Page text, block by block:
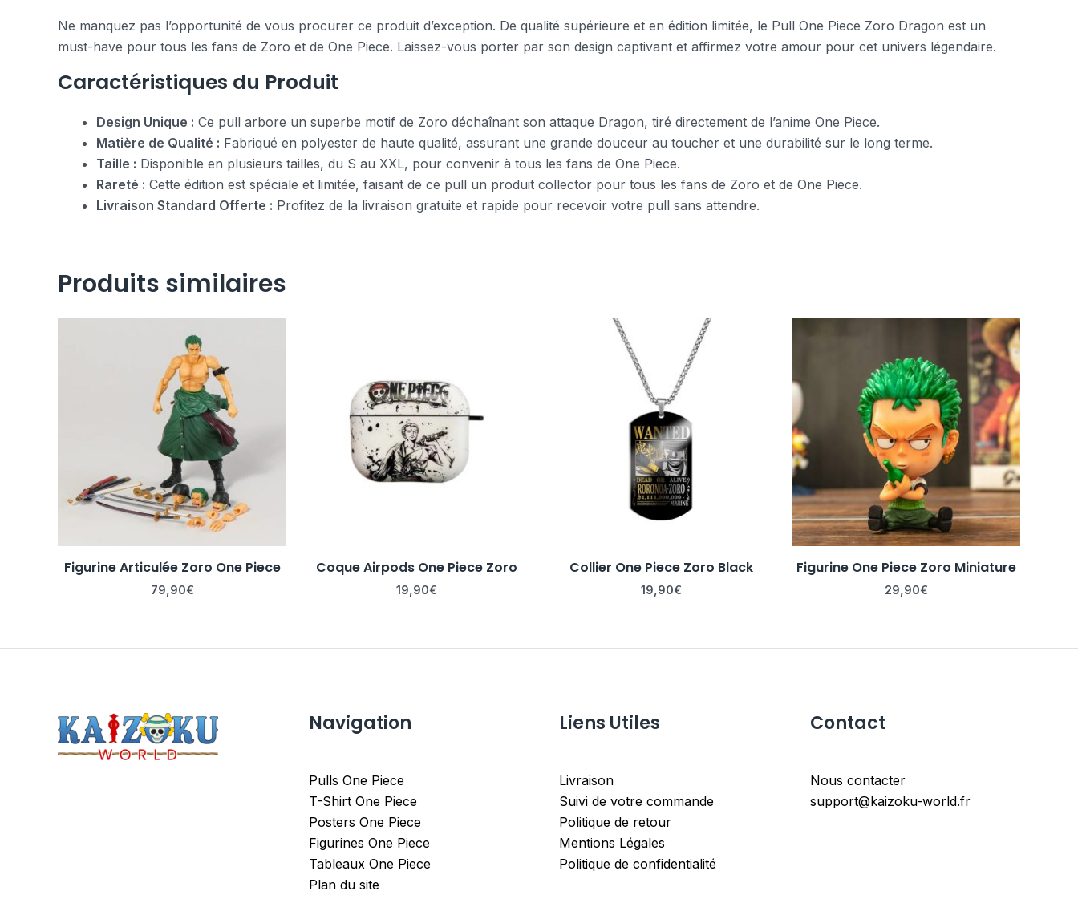
Ne manquez pas l’opportunité de vous procurer ce produit d’exception. De qualité supérieure et en édition limitée, le Pull One Piece Zoro Dragon est un
must-have pour tous les fans de Zoro et de One Piece. Laissez-vous porter par son design captivant et affirmez votre amour pour cet univers légendaire.
Caractéristiques du Produit
Design Unique : Ce pull arbore un superbe motif de Zoro déchaînant son attaque Dragon, tiré directement de l’anime One Piece.
Matière de Qualité : Fabriqué en polyester de haute qualité, assurant une grande douceur au toucher et une durabilité sur le long terme.
Taille : Disponible en plusieurs tailles, du S au XXL, pour convenir à tous les fans de One Piece.
Rareté : Cette édition est spéciale et limitée, faisant de ce pull un produit collector pour tous les fans de Zoro et de One Piece.
Livraison Standard Offerte : Profitez de la livraison gratuite et rapide pour recevoir votre pull sans attendre.
Produits similaires
Figurine Articulée Zoro One Piece
79,90€
Coque Airpods One Piece Zoro
19,90€
Collier One Piece Zoro Black
19,90€
Figurine One Piece Zoro Miniature
29,90€
Navigation
Pulls One Piece
T-Shirt One Piece
Posters One Piece
Figurines One Piece
Tableaux One Piece
Plan du site
Liens Utiles
Livraison
Suivi de votre commande
Politique de retour
Mentions Légales
Politique de confidentialité
Contact
Nous contacter
support@kaizoku-world.fr